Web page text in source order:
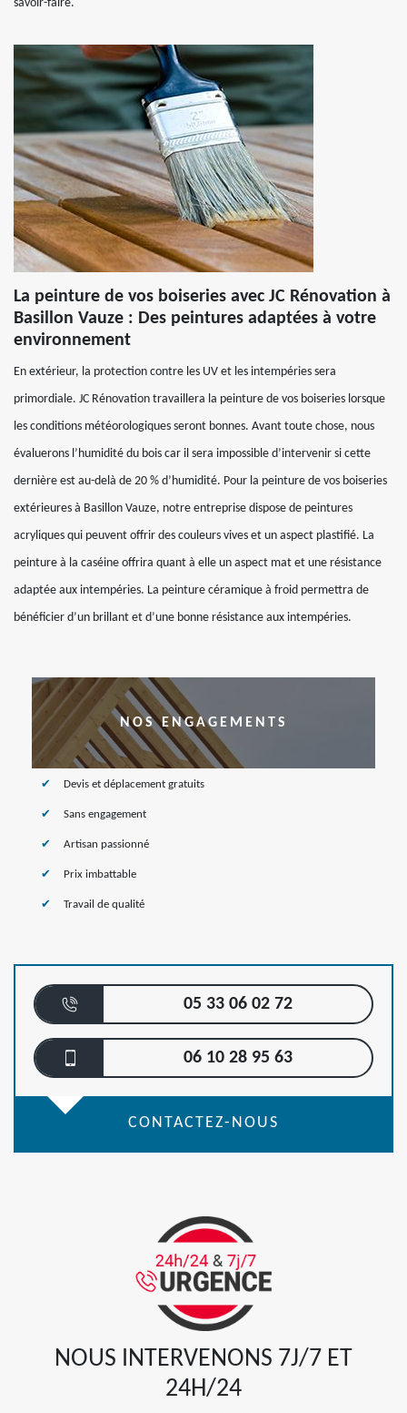
savoir-faire.
La peinture de vos boiseries avec JC Rénovation à
Basillon Vauze : Des peintures adaptées à votre
environnement
En extérieur, la protection contre les UV et les intempéries sera
primordiale. JC Rénovation travaillera la peinture de vos boiseries lorsque
les conditions météorologiques seront bonnes. Avant toute chose, nous
évaluerons l’humidité du bois car il sera impossible d’intervenir si cette
dernière est au-delà de 20 % d’humidité. Pour la peinture de vos boiseries
extérieures à Basillon Vauze, notre entreprise dispose de peintures
acryliques qui peuvent offrir des couleurs vives et un aspect plastifié. La
peinture à la caséine offrira quant à elle un aspect mat et une résistance
adaptée aux intempéries. La peinture céramique à froid permettra de
bénéficier d’un brillant et d’une bonne résistance aux intempéries.
NOS ENGAGEMENTS
Devis et déplacement gratuits
Sans engagement
Artisan passionné
Prix imbattable
Travail de qualité
05 33 06 02 72
06 10 28 95 63
CONTACTEZ-NOUS
NOUS INTERVENONS 7J/7 ET
24H/24